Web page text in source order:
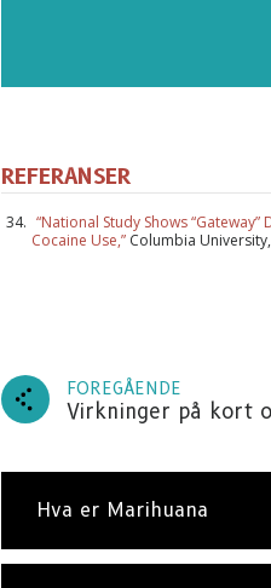
REFERANSER
“National Study Shows “Gateway”
Cocaine Use,” Columbia
FOREGÅENDE
Virkninger på kort
Hva er Marihuana
Abonner på
oppdateringer i